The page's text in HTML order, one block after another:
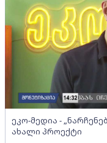
ეკო-მედია -
ახალი პროექტი